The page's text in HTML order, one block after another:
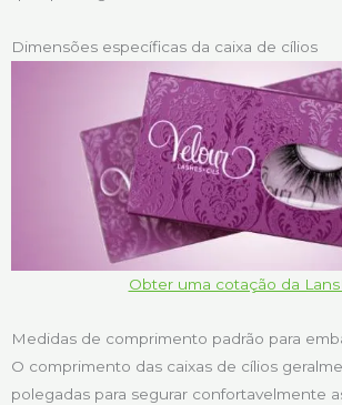
Dimensões específicas da caixa de cílios
Obter uma cotação da
Medidas de comprimento padrão para
O comprimento das caixas de cílios
polegadas para segurar confortavelmente